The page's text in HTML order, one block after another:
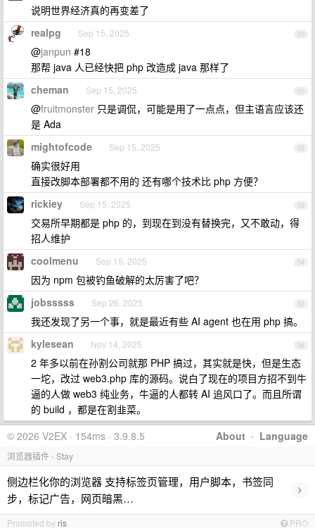
说明世界经济真的再变差了
50
realpg Sep 15, 2025
@janpun #18
那帮 java 人已经快把 php 改造成 java 那样了
51
cheman Sep 15, 2025
@fruitmonster 只是调侃，可能是用了一点点，但主语言应该还
是 Ada
52
mightofcode Sep 15, 2025
确实很好用
直接改脚本部署都不用的 还有哪个技术比 php 方便？
53
rickiey Sep 15, 2025
交易所早期都是 php 的，到现在到没有替换完，又不敢动，得
招人维护
54
coolmenu Sep 15, 2025
因为 npm 包被钓鱼破解的太厉害了吧？
55
jobsssss Sep 26, 2025
我还发现了另一个事，就是最近有些 AI agent 也在用 php 搞。
56
kylesean Nov 14, 2025
2 年多以前在孙割公司就那 PHP 搞过，其实就是快，但是生态
一坨，改过 web3.php 库的源码。说白了现在的项目方招不到牛
逼的人做 web3 纯业务，牛逼的人都转 AI 追风口了。而且所谓
的 build ，都是在割韭菜。
About · Language
© 2026 V2EX · 154ms · 3.9.8.5
浏览器插件 - Stay
侧边栏化你的浏览器 支持标签页管理，用户脚本，书签同
步，标记广告，网页暗黑…
›
Promoted by ris PRO